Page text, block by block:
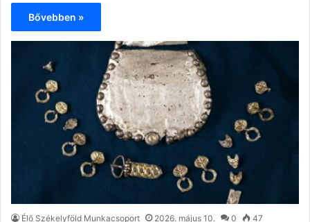
Bővebben »
Élő Székelyföld Munkacsoport 2026. május 10. 0 47